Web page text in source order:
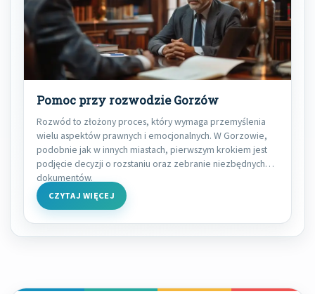
Pomoc przy rozwodzie Gorzów
Rozwód to złożony proces, który wymaga przemyślenia
wielu aspektów prawnych i emocjonalnych. W Gorzowie,
podobnie jak w innych miastach, pierwszym krokiem jest
podjęcie decyzji o rozstaniu oraz zebranie niezbędnych
dokumentów.
CZYTAJ WIĘCEJ